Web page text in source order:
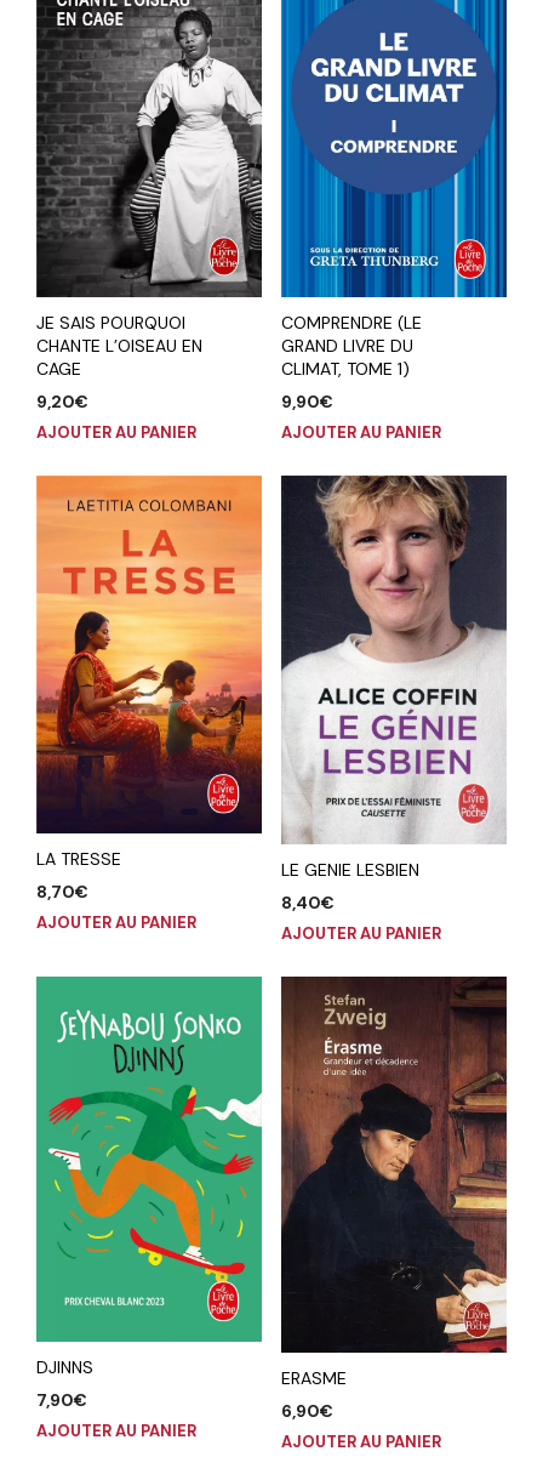
JE SAIS POURQUOI
CHANTE L’OISEAU EN
CAGE
9,20€
AJOUTER AU PANIER
COMPRENDRE (LE
GRAND LIVRE DU
CLIMAT, TOME 1)
9,90€
AJOUTER AU PANIER
LA TRESSE
8,70€
AJOUTER AU PANIER
LE GENIE LESBIEN
8,40€
AJOUTER AU PANIER
DJINNS
7,90€
AJOUTER AU PANIER
ERASME
6,90€
AJOUTER AU PANIER